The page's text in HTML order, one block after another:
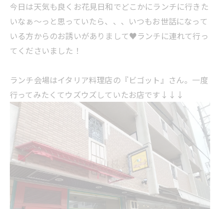
今日は天気も良くお花見日和でどこかにランチに行きた
いなぁ～っと思っていたら、、、いつもお世話になって
いる方からのお誘いがありまして♥ランチに連れて行っ
てくださいました！
ランチ会場はイタリア料理店の『ビゴット』さん。一度
行ってみたくてウズウズしていたお店です↓↓↓